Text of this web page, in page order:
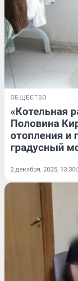
ОБЩЕСТВО
«Котельная
Половина
отопления и
градусный
2 декабря, 2025, 13:30